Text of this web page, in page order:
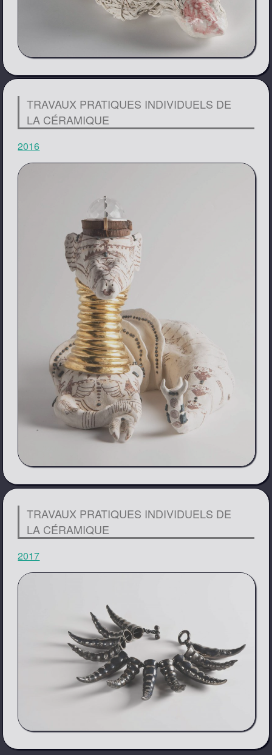
TRAVAUX PRATIQUES INDIVIDUELS DE
LA CÉRAMIQUE
2016
TRAVAUX PRATIQUES INDIVIDUELS DE
LA CÉRAMIQUE
2017